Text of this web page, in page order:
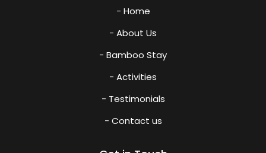
- Home
- About Us
- Bamboo Stay
- Activities
- Testimonials
- Contact us